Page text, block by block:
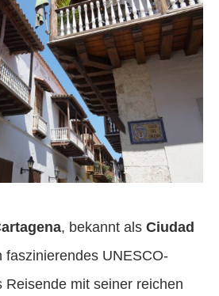
, bekannt als Ciudad
faszinierendes UNESCO-
Reisende mit seiner reichen